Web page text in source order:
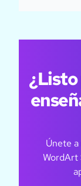
Únete
WordArt